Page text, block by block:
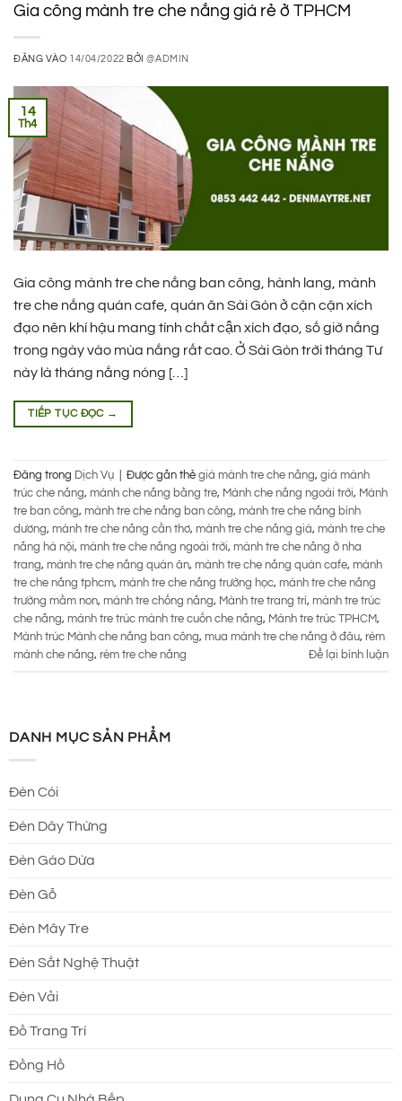
Gia công mành tre che nắng giá rẻ ở TPHCM
ĐĂNG VÀO 14/04/2022 BỞI@ADMIN
14
Th4
Gia công mành tre che nắng ban công, hành lang, mành
tre che nắng quán cafe, quán ăn Sài Gòn ở cận cận xích
đạo nên khí hậu mang tính chất cận xích đạo, số giờ nắng
trong ngày vào mùa nắng rất cao. Ở Sài Gòn trời tháng Tư
này là tháng nắng nóng […]
TIẾP TỤC ĐỌC →
Đăng trong Dịch Vụ Được gắn thẻ giá mành tre che nắng, giá mành
trúc che nắng, mành che nắng bằng tre, Mành che nắng ngoài trời, Mành
tre ban công, mành tre che nắng ban công, mành tre che nắng bình
dương, mành tre che nắng cần thơ, mành tre che nắng giá, mành tre che
nắng hà nội, mành tre che nắng ngoài trời, mành tre che nắng ở nha
trang, mành tre che nắng quán ăn, mành tre che nắng quán cafe, mành
tre che nắng tphcm, mành tre che nắng trường học, mành tre che nắng
trường mầm non, mành tre chống nắng, Mành tre trang trí, mành tre trúc
che nắng, mành tre trúc mành tre cuốn che nắng, Mành tre trúc TPHCM,
Mành trúc Mành che nắng ban công, mua mành tre che nắng ở đâu, rèm
mành che nắng, rèm tre che nắng Để lại bình luận
DANH MỤC SẢN PHẨM
Đèn Cói
Đèn Dây Thừng
Đèn Gáo Dừa
Đèn Gỗ
Đèn Mây Tre
Đèn Sắt Nghệ Thuật
Đèn Vải
Đồ Trang Trí
Đồng Hồ